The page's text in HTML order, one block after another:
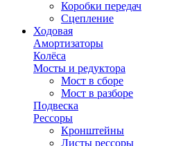
Коробки передач
Сцепление
Ходовая
Амортизаторы
Колёса
Мосты и редуктора
Мост в сборе
Мост в разборе
Подвеска
Рессоры
Кронштейны
Листы рессоры